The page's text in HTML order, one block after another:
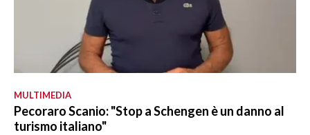
MULTIMEDIA
Pecoraro Scanio: "Stop a Schengen è un danno al
turismo italiano"